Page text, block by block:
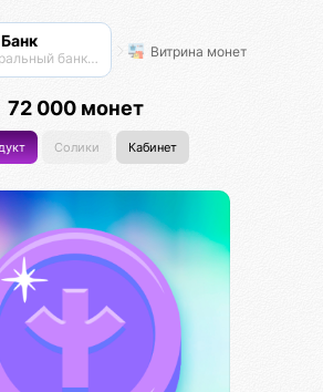
Центральный банк экосистемы Витрина монет
72 000 монет
Солики Кабинет